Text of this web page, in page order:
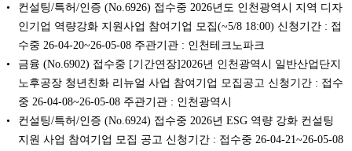
컨설팅/특허/인증 (No.6926) 접수중 2026년도 인천광역시 지역 디자
인기업 역량강화 지원사업 참여기업 모집(~5/8 18:00) 신청기간 : 접
수중 26-04-20~26-05-08 주관기관 : 인천테크노파크
금융 (No.6902) 접수중 [기간연장]2026년 인천광역시 일반산업단지
노후공장 청년친화 리뉴얼 사업 참여기업 모집공고 신청기간 : 접수
중 26-04-08~26-05-08 주관기관 : 인천광역시
컨설팅/특허/인증 (No.6924) 접수중 2026년 ESG 역량 강화 컨설팅
지원 사업 참여기업 모집 공고 신청기간 : 접수중 26-04-21~26-05-08